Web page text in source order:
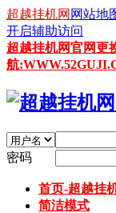
超越挂机网 网站地
开启辅助访问
超越挂机网官网更
航
密码
首页-超越挂
简洁模式